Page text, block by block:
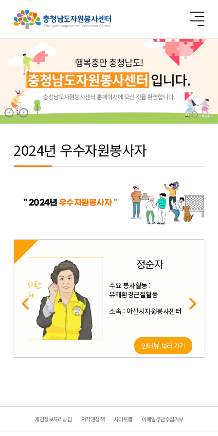
2024년 우수자원봉사자
" 2024년 우수자원봉사자 "
정순자
주요 봉사활동 :
유해환경근절활동
소속 : 아산시자원봉사센터
인터뷰 보러가기
개인정보처리방침 저작권정책 사이트맵 이메일무단수집거부